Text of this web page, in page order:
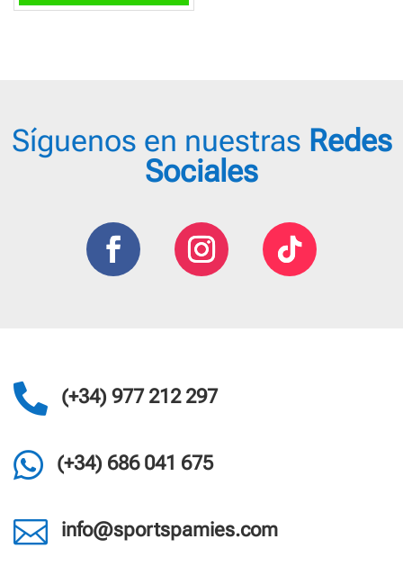
Síguenos en nuestras Redes
Sociales
 (+34) 977 212 297
 (+34) 686 041 675
 info@sportspamies.com